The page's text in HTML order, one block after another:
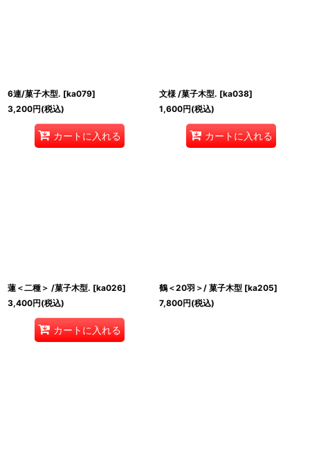
6連/菓子木型. [ka079]
3,200円(税込)
カートに入れる
文様 /菓子木型. [ka038]
1,600円(税込)
カートに入れる
蓮＜二種＞ /菓子木型. [ka026]
3,400円(税込)
カートに入れる
鶴＜20羽＞/ 菓子木型 [ka205]
7,800円(税込)